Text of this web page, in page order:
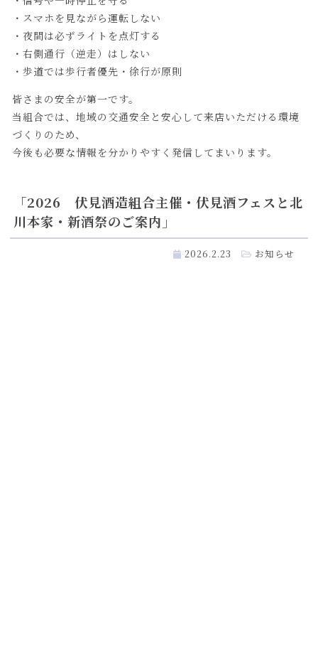
・スマホを見ながら運転しない
・夜間は必ずライトを点灯する
・右側通行（逆走）はしない
・歩道では歩行者優先・徐行が原則
皆さまの安全が第一です。
当組合では、地域の交通安全と安心して来店いただける環境
づくりのため、
今後も必要な情報を分かりやすく発信してまいります。
「2026 伏見酒造組合主催・伏見酒フェスと北
川本家・新酒祭のご案内」
2026.2.23 お知らせ